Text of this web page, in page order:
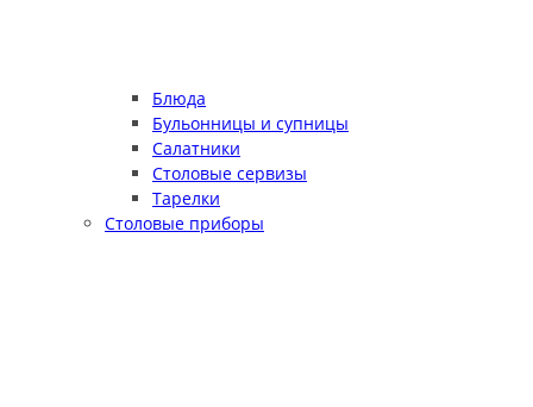
Блюда
Бульонницы и супницы
Салатники
Столовые сервизы
Тарелки
Столовые приборы